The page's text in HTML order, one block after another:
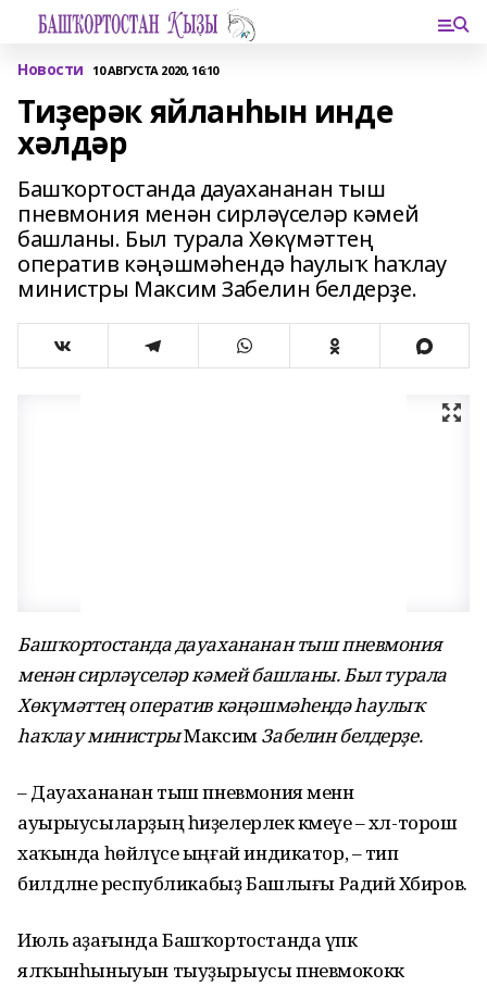
Новости 10 АВГУСТА 2020, 16:10
Тиҙерәк яйланһын инде
хәлдәр
Башҡортостанда дауахананан тыш
пневмония менән сирләүселәр кәмей
башланы. Был турала Хөкүмәттең
оператив кәңәшмәһендә һаулыҡ һаҡлау
министры Максим Забелин белдерҙе.
Башҡортостанда дауахананан тыш пневмония
менән сирләүселәр кәмей башланы. Был турала
Хөкүмәттең оператив кәңәшмәһендә һаулыҡ
һаҡлау министрыМаксимЗабелин белдерҙе.
– Дауахананан тыш пневмония менән
ауырыусыларҙың һиҙелерлек кәмеүе – хәл-торош
хаҡында һөйләүсе ыңғай индикатор, – тип
билдәләне республикабыҙ Башлығы Радий Хәбиров.
Июль аҙағында Башҡортостанда үпкә
ялҡынһыныуын тыуҙырыусы пневмококк